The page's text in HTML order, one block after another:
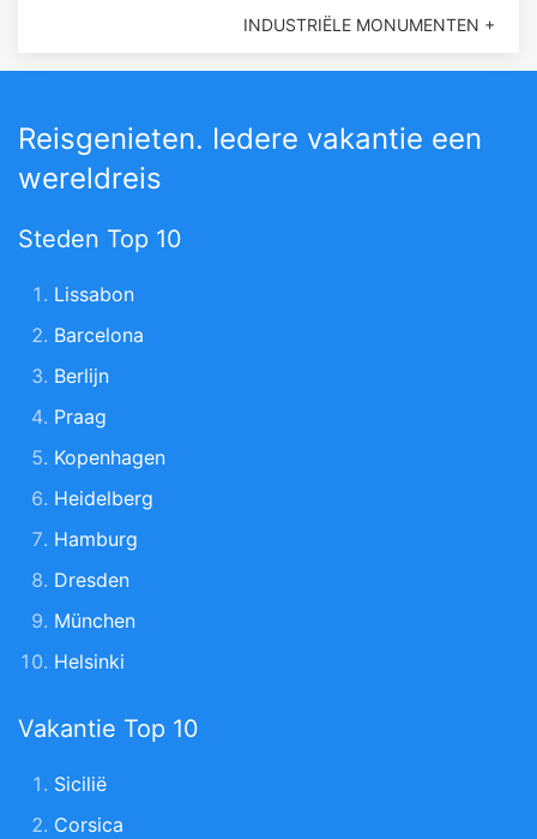
INDUSTRIËLE MONUMENTEN +
Reisgenieten. Iedere vakantie een
wereldreis
Steden Top 10
Lissabon
Barcelona
Berlijn
Praag
Kopenhagen
Heidelberg
Hamburg
Dresden
München
Helsinki
Vakantie Top 10
Sicilië
Corsica